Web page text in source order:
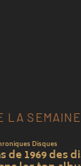
LA SEMAINE